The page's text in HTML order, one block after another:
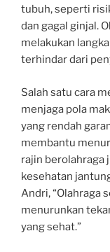
tubuh, seperti
dan gagal ginjal.
melakukan
terhindar dari
Salah satu cara
menjaga pola
yang rendah
membantu
rajin berolahraga
kesehatan
Andri, “Olahraga
menurunkan
yang sehat.”